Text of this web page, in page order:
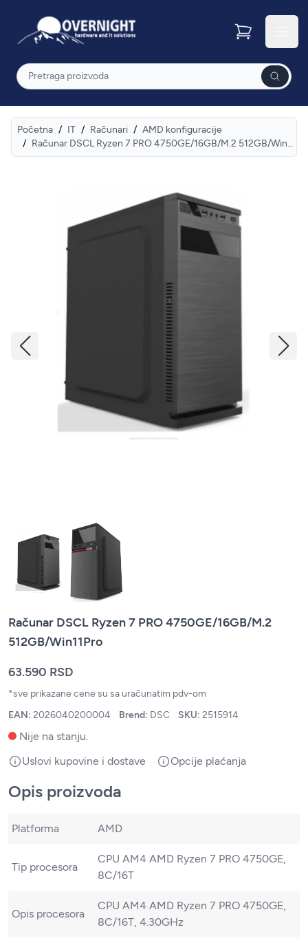
Overnight
Pretraga
Početna / IT / Računari / AMD konfiguracije
/
Računar DSCL Ryzen 7 PRO 4750GE/16GB/M.2 512GB/Win11Pro
Računar DSCL Ryzen 7 PRO 4750GE/16GB/M.2
512GB/Win11Pro
63.590 RSD
*sve prikazane cene su sa uračunatim pdv-om
EAN: 2026040200004 Brend: DSC SKU: 2515914
Nije na stanju.
Uslovi kupovine i dostave
Opcije plaćanja
Opis proizvoda
Platforma AMD
Tip procesora
CPU AM4 AMD Ryzen 7 PRO 4750GE,
8C/16T
Opis procesora
CPU AM4 AMD Ryzen 7 PRO 4750GE,
8C/16T, 4.30GHz